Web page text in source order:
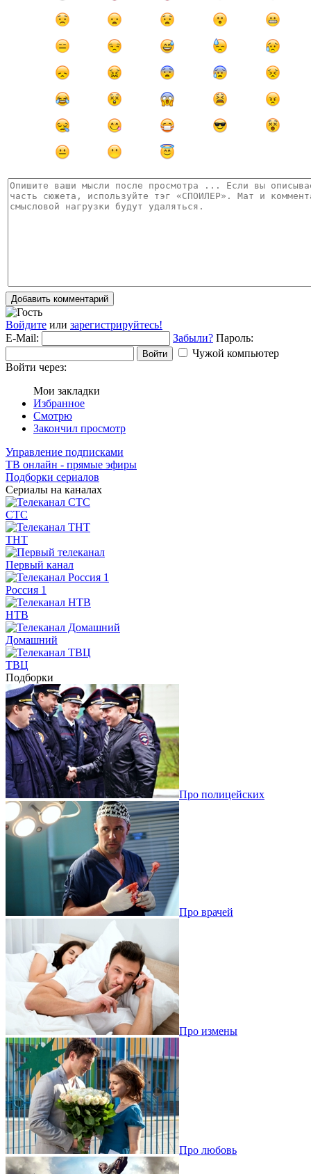
Добавить комментарий
Войдите или зарегистрируйтесь!
E-Mail:
Забыли? Пароль:
Войти
Чужой компьютер
Войти через:
Мои закладки
Избранное
Смотрю
Закончил просмотр
Управление подписками
ТВ онлайн - прямые эфиры
Подборки сериалов
Сериалы на каналах
СТС
ТНТ
Первый канал
Россия 1
НТВ
Домашний
ТВЦ
Подборки
Про полицейских
Про врачей
Про измены
Про любовь